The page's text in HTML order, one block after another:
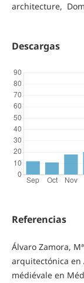
architecture,
Descargas
Referencias
Álvaro Zamora,
arquitectónica en
médiévale en